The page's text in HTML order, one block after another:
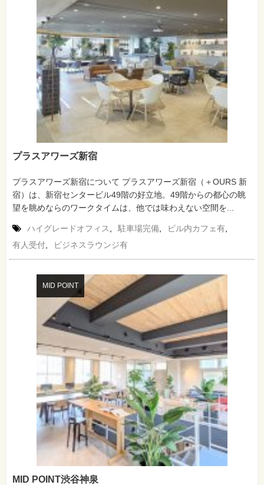
プラスアワーズ新宿
プラスアワーズ新宿について プラスアワーズ新宿（＋OURS 新
宿）は、新宿センタービル49階の好立地。49階からの都心の眺
望を眺めならのワークタイムは、他では味わえない空間を...
ハイグレードオフィス 駐車場完備 ビル内カフェ有
有人受付
ビジネスラウンジ有
MID POINT
MID POINT渋谷神泉